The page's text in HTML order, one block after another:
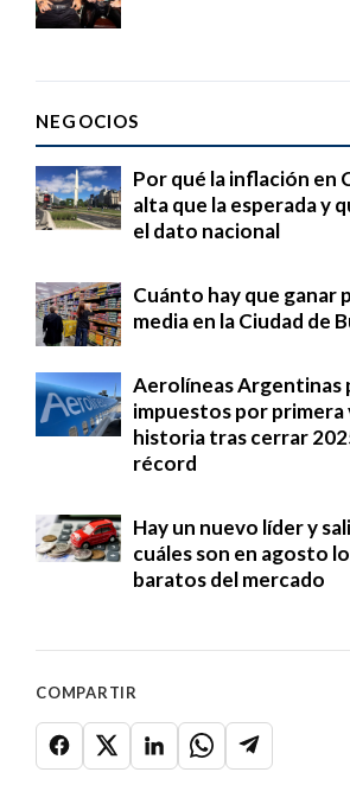
NEGOCIOS
Por qué la inflación en
alta que la esperada y
el dato nacional
Cuánto hay que ganar
media en la Ciudad de
Aerolíneas Argentinas
impuestos por primera
historia tras cerrar
récord
Hay un nuevo líder y
cuáles son en agosto
baratos del mercado
COMPARTIR